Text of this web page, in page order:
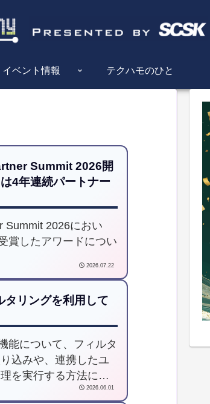
イベント情報 テクハモのひと
Summit 2026開
4年連続パートナー
Summit 2026におい
賞したアワードについ
2026.07.22
タリングを利用して
能について、フィルタ
込みや、連携したユ
を実行する方法につ
2026.06.01